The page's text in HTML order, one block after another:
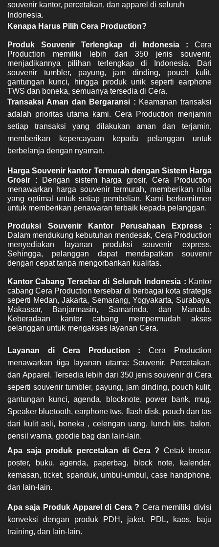
souvenir kantor, percetakan, dan apparel di seluruh
Indonesia.
Kenapa Harus Pilih Cera Production?
Produk Souvenir Terlengkap di Indonesia : Cera
Production memiliki lebih dari 350 jenis souvenir,
menjadikannya pilihan terlengkap di Indonesia. Dari
souvenir tumbler, payung, jam dinding, pouch kulit,
gantungan kunci, hingga produk unik seperti earphone
TWS dan boneka, semuanya tersedia di Cera.
Transaksi Aman dan Bergaransi : Keamanan transaksi
adalah prioritas utama kami. Cera Production menjamin
setiap transaksi yang dilakukan aman dan terjamin,
memberikan kepercayaan kepada pelanggan untuk
berbelanja dengan nyaman.
Harga Souvenir kantor Termurah dengan Sistem Harga
Grosir :
Dengan sistem harga grosir, Cera Production
menawarkan harga souvenir termurah, memberikan nilai
yang optimal untuk setiap pembelian. Kami berkomitmen
untuk memberikan penawaran terbaik kepada pelanggan.
Dalam mendukung kebutuhan mendesak, Cera Production
menyediakan layanan produksi souvenir express.
Sehingga, pelanggan dapat mendapatkan souvenir
dengan cepat tanpa mengorbankan kualitas.
Kantor Cabang Tersebar di Seluruh Indonesia : Kantor
cabang Cera Production tersebar di berbagai kota strategis
seperti Medan, Jakarta, Semarang, Yogyakarta, Surabaya,
Makassar, Banjarmasin, Samarinda, dan Manado.
Keberadaan kantor cabang mempermudah akses
pelanggan untuk mengakses layanan Cera.
Layanan di Cera Production : Cera Production
menawarkan tiga layanan utama: Souvenir, Percetakan,
dan Apparel. Tersedia lebih dari 350 jenis souvenir di Cera
seperti souvenir tumbler, payung, jam dinding, pouch kulit,
gantungan kunci, agenda, blocknote, power bank, mug,
Speaker bluetooth, earphone tws, flash disk, pouch dan tas
dari kulit asli, boneka , celengan uang, lunch kits, balon,
pensil warna, goodie bag dan lain-lain.
Apa saja produk percetakan di Cera ? Cetak brosur,
poster, buku, agenda, paperbag, block note, kalender,
kemasan, ticket, spanduk, umbul-umbul, case handphone,
dan lain-lain.
Apa saja Produk Apparel di Cera ? Cera memiliki divisi
konveksi dengan produk PDH, jaket, PDL, kaos, baju
training, dan lain-lain.